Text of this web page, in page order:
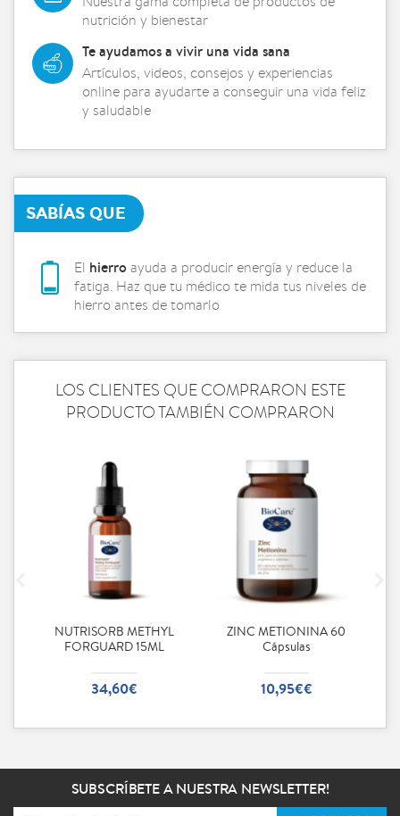
nutrición y bienestar
Te ayudamos a vivir una vida sana
Artículos, videos, consejos y experiencias
online para ayudarte a conseguir una vida feliz
y saludable
SABÍAS QUE
El hierroayuda a producir energía y reduce la
fatiga. Haz que tu médico te mida tus niveles de
hierro antes de tomarlo
LOS CLIENTES QUE COMPRARON ESTE
PRODUCTO TAMBIÉN COMPRARON
NUTRISORB METHYL
FORGUARD 15ML
34,60€
ZINC METIONINA 60
Cápsulas
10,95€€
SUBSCRÍBETE A NUESTRA NEWSLETTER!